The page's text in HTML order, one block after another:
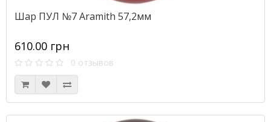
Шар ПУЛ №7 Aramith 57,2мм
610.00 грн
0 отзывов